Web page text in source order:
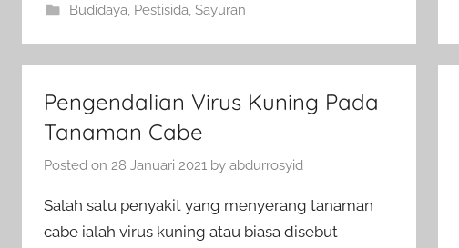
Budidaya, Pestisida, Sayuran
Pengendalian Virus Kuning Pada
Tanaman Cabe
Posted on 28 Januari 2021 by abdurrosyid
Salah satu penyakit yang menyerang tanaman
cabe ialah virus kuning atau biasa disebut